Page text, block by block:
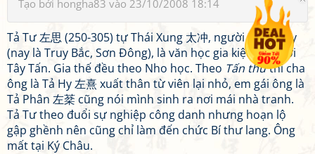
Tạo bởi hongha83 vào 23/10/2008 18:14
Tả Tư 左思 (250-305) tự Thái Xung 太冲, người Lâm Truy
(nay là Truy Bắc, Sơn Đông), là văn học gia kiệt xuất đời
Tây Tấn. Gia thế đều theo Nho học. Theo Tấn thưthì cha
ông là Tả Hy 左熹 xuất thân từ viên lại nhỏ, em gái ông là
Tả Phân 左棻 cũng nói mình sinh ra nơi mái nhà tranh.
Tả Tư theo đuổi sự nghiệp công danh nhưng hoạn lộ
gập ghềnh nên cũng chỉ làm đến chức Bí thư lang. Ông
mất tại Ký Châu.